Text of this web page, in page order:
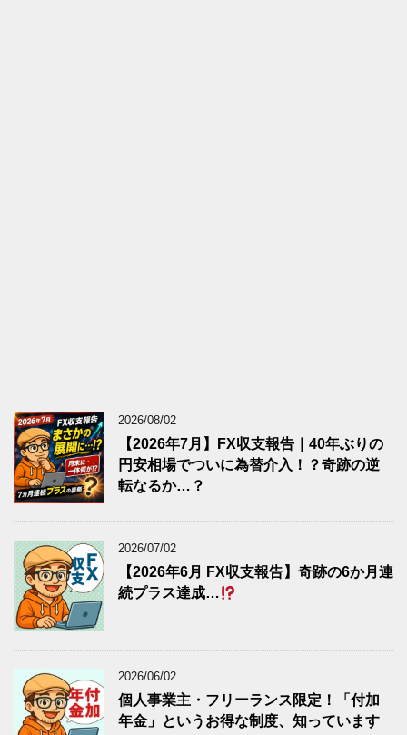
2026/08/02
【2026年7月】FX収支報告｜40年ぶりの
円安相場でついに為替介入！？奇跡の逆
転なるか…？
2026/07/02
【2026年6月 FX収支報告】奇跡の6か月連
続プラス達成…
2026/06/02
個人事業主・フリーランス限定！「付加
年金」というお得な制度、知っています